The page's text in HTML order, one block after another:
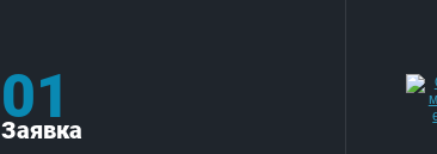
01
Заявка